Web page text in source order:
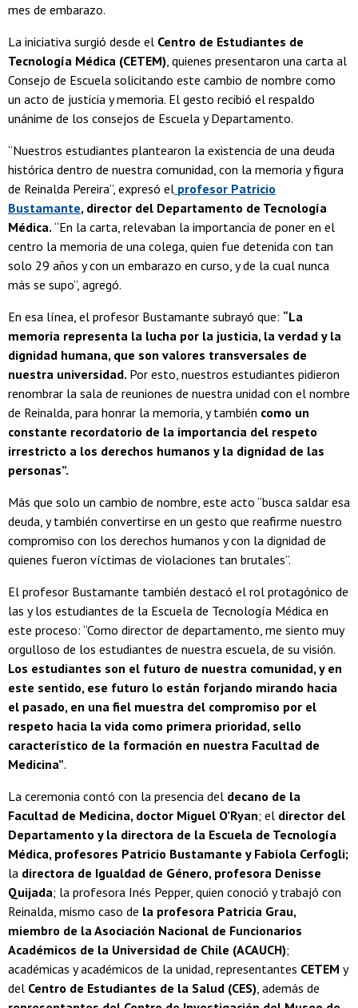
mes de embarazo.
La iniciativa surgió desde el Centro de Estudiantes de
Tecnología Médica (CETEM), quienes presentaron una carta al
Consejo de Escuela solicitando este cambio de nombre como
un acto de justicia y memoria. El gesto recibió el respaldo
unánime de los consejos de Escuela y Departamento.
“Nuestros estudiantes plantearon la existencia de una deuda
histórica dentro de nuestra comunidad, con la memoria y figura
de Reinalda Pereira”, expresó el profesor Patricio
Bustamante, director del Departamento de Tecnología
Médica. “En la carta, relevaban la importancia de poner en el
centro la memoria de una colega, quien fue detenida con tan
solo 29 años y con un embarazo en curso, y de la cual nunca
más se supo”, agregó.
En esa línea, el profesor Bustamante subrayó que: “La
memoria representa la lucha por la justicia, la verdad y la
dignidad humana, que son valores transversales de
nuestra universidad. Por esto, nuestros estudiantes pidieron
renombrar la sala de reuniones de nuestra unidad con el nombre
de Reinalda, para honrar la memoria, y también como un
constante recordatorio de la importancia del respeto
irrestricto a los derechos humanos y la dignidad de las
personas”.
Más que solo un cambio de nombre, este acto “busca saldar esa
deuda, y también convertirse en un gesto que reafirme nuestro
compromiso con los derechos humanos y con la dignidad de
quienes fueron víctimas de violaciones tan brutales”.
El profesor Bustamante también destacó el rol protagónico de
las y los estudiantes de la Escuela de Tecnología Médica en
este proceso: “Como director de departamento, me siento muy
orgulloso de los estudiantes de nuestra escuela, de su visión.
Los estudiantes son el futuro de nuestra comunidad, y en
este sentido, ese futuro lo están forjando mirando hacia
el pasado, en una fiel muestra del compromiso por el
respeto hacia la vida como primera prioridad, sello
característico de la formación en nuestra Facultad de
Medicina”.
La ceremonia contó con la presencia del decano de la
Facultad de Medicina, doctor Miguel O’Ryan; el director del
Departamento y la directora de la Escuela de Tecnología
Médica, profesores Patricio Bustamante y Fabiola Cerfogli;
la directora de Igualdad de Género, profesora Denisse
Quijada; la profesora Inés Pepper, quien conoció y trabajó con
Reinalda, mismo caso de la profesora Patricia Grau,
miembro de la Asociación Nacional de Funcionarios
Académicos de la Universidad de Chile (ACAUCH);
académicas y académicos de la unidad, representantes CETEM y
del Centro de Estudiantes de la Salud (CES), además de